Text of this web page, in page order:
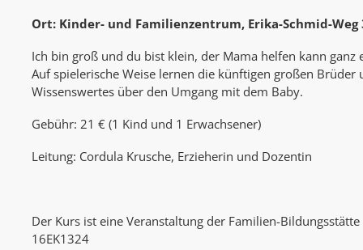
Ort: Kinder- und Familienzentrum, Erika-Schmid-Weg
Ich bin groß und du bist klein, der Mama helfen kann ganz
Auf spielerische Weise lernen die künftigen großen Brüder
Wissenswertes über den Umgang mit dem Baby.
Gebühr: 21 € (1 Kind und 1 Erwachsener)
Leitung: Cordula Krusche, Erzieherin und Dozentin
Der Kurs ist eine Veranstaltung der Familien-
16EK1324